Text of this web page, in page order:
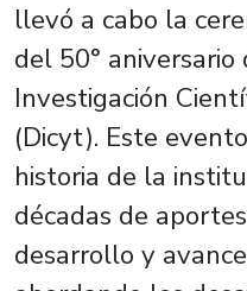
llevó a cabo la
del 50° aniversario
Investigación
(Dicyt). Este
historia de la
décadas de
desarrollo y